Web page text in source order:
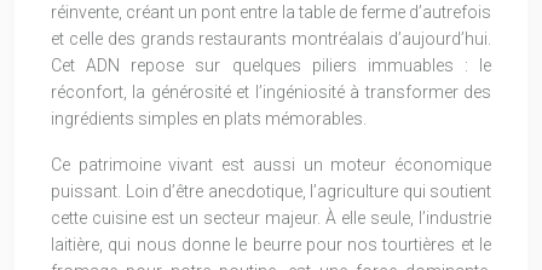
réinvente, créant un pont entre la table de ferme d’autrefois
et celle des grands restaurants montréalais d’aujourd’hui.
Cet ADN repose sur quelques piliers immuables : le
réconfort, la générosité et l’ingéniosité à transformer des
ingrédients simples en plats mémorables.
Ce patrimoine vivant est aussi un moteur économique
puissant. Loin d’être anecdotique, l’agriculture qui soutient
cette cuisine est un secteur majeur. À elle seule, l’industrie
laitière, qui nous donne le beurre pour nos tourtières et le